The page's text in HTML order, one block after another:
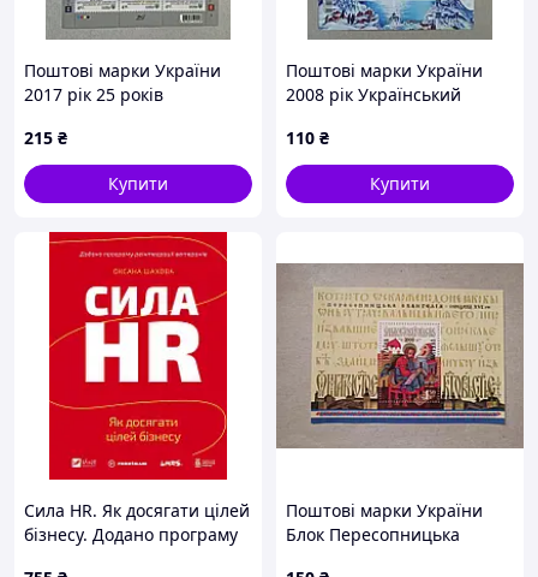
Поштові марки України
2017 рік 25 років
дипломатичних відносин
між Україною і США
215 ₴
Купити
Поштові марки України
2008 рік Український
110 ₴
Купити
Сила HR. Як досягати цілей
бізнесу. Додано програму
Поштові марки України
Блок Пересопницька